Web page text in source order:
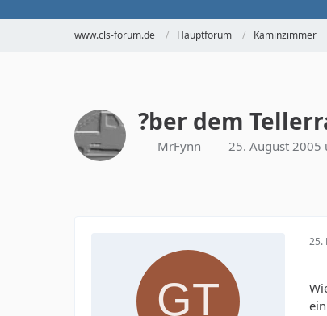
www.cls-forum.de Hauptforum Kaminzimmer
?ber dem
MrFynn 25. August 2005
25.